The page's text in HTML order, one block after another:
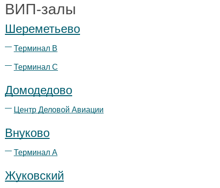
ВИП-залы
Шереметьево
Терминал B
Терминал С
Домодедово
Центр Деловой Авиации
Внуково
Терминал А
Жуковский